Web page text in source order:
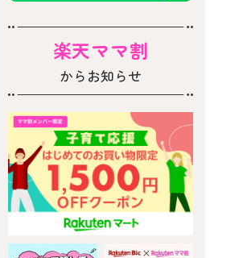
楽天ママ割
からお知らせ